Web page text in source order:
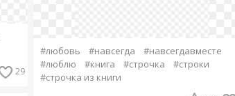
29
#любовь #навсегда
#навсегдавместе
#люблю
#книга #строчка
#строки
#строчка из книги